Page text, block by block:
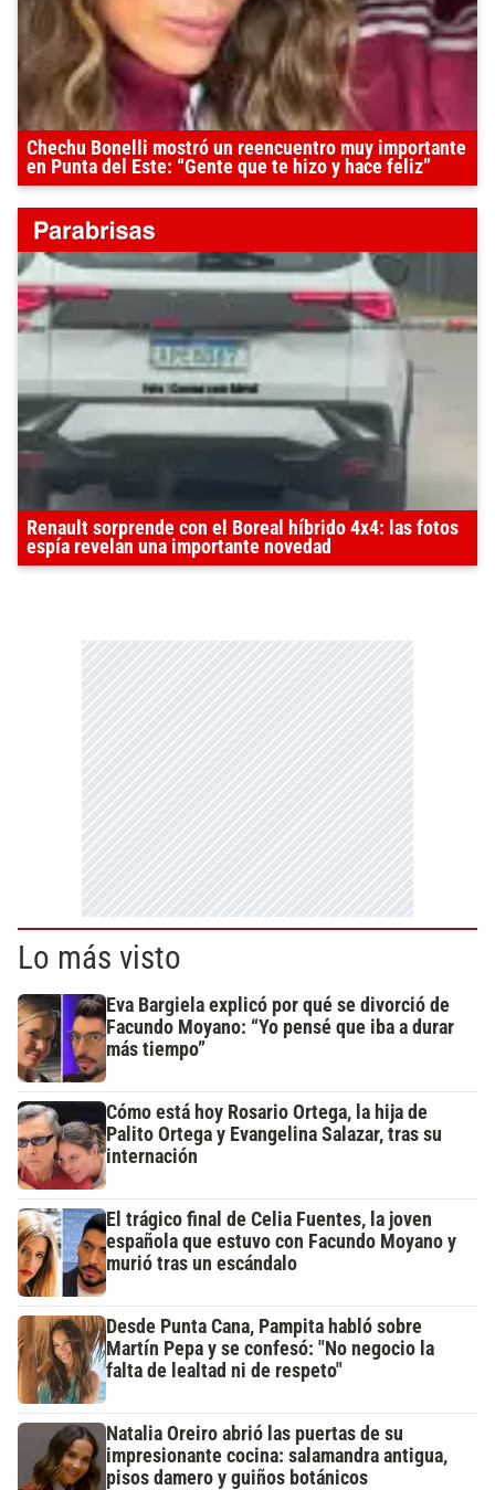
Chechu Bonelli mostró un reencuentro muy importante
en Punta del Este: “Gente que te hizo y hace feliz”
Renault sorprende con el Boreal híbrido 4x4: las fotos
espía revelan una importante novedad
Lo más visto
Eva Bargiela explicó por qué se divorció de
Facundo Moyano: “Yo pensé que iba a durar
más tiempo”
Cómo está hoy Rosario Ortega, la hija de
Palito Ortega y Evangelina Salazar, tras su
internación
El trágico final de Celia Fuentes, la joven
española que estuvo con Facundo Moyano y
murió tras un escándalo
Desde Punta Cana, Pampita habló sobre
Martín Pepa y se confesó: "No negocio la
falta de lealtad ni de respeto"
Natalia Oreiro abrió las puertas de su
impresionante cocina: salamandra antigua,
pisos damero y guiños botánicos